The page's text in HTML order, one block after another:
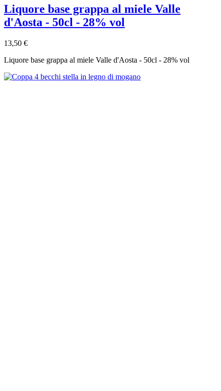
Liquore base grappa al miele Valle
d'Aosta - 50cl - 28% vol
13,50 €
Liquore base grappa al miele Valle d'Aosta - 50cl - 28% vol